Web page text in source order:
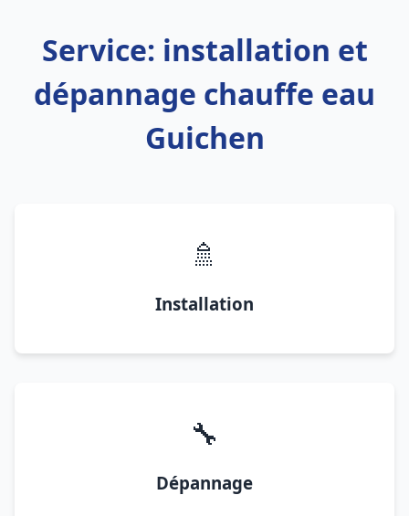
Service: installation et
dépannage chauffe eau
Guichen
🚿
Installation
🔧
Dépannage